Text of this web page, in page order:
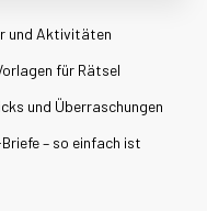
und Aktivitäten
für Rätsel
und Überraschungen
– so einfach ist